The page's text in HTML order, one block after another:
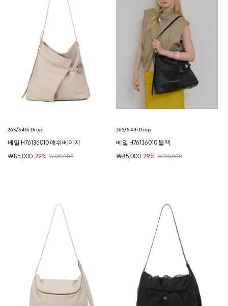
26S/S 4th Drop
베일 H76136010 애쉬베이지
￦85,000 29% ￦120,000
26S/S 4th Drop
베일 H76136010 블랙
￦85,000 29% ￦120,000